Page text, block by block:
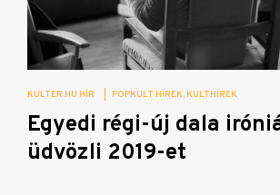
KULTER.HU HÍR POPKULT HÍREK KULTHÍREK
Egyedi régi-új dala
üdvözli 2019-et